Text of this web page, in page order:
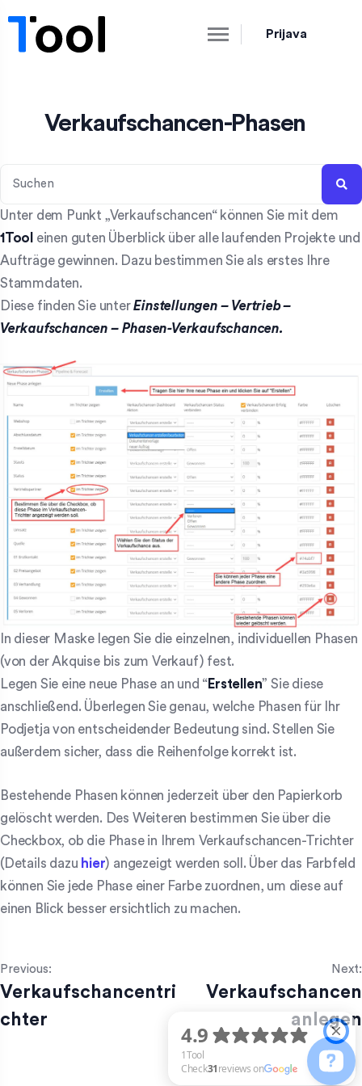
Prijava
Verkaufschancen-Phasen
Unter dem Punkt „Verkaufschancen“ können Sie mit dem
1Tool einen guten Überblick über alle laufenden Projekte und
Aufträge gewinnen. Dazu bestimmen Sie als erstes Ihre
Stammdaten.
Diese finden Sie unterEinstellungen – Vertrieb–
Verkaufschancen – Phasen-Verkaufschancen.
In dieser Maske legen Sie die einzelnen, individuellen Phasen
(von der Akquise bis zum Verkauf) fest.
Legen Sie eine neue Phase an und “Erstellen” Sie diese
anschließend. Überlegen Sie genau, welche Phasen für Ihr
Podjetja von entscheidender Bedeutung sind. Stellen Sie
außerdem sicher, dass die Reihenfolge korrekt ist.
Bestehende Phasen können jederzeit über den Papierkorb
gelöscht werden. Des Weiteren bestimmen Sie über die
Checkbox, ob die Phase in Ihrem Verkaufschancen-Trichter
(Details dazu hier) angezeigt werden soll. Über das Farbfeld
können Sie jede Phase einer Farbe zuordnen, um diese auf
einen Blick besser ersichtlich zu machen.
Previous:
Verkaufschancentri
chter
Next:
Verkaufschancen
anlegen